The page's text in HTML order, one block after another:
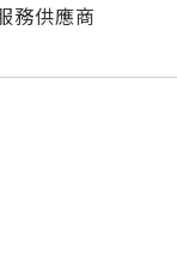
務供應商